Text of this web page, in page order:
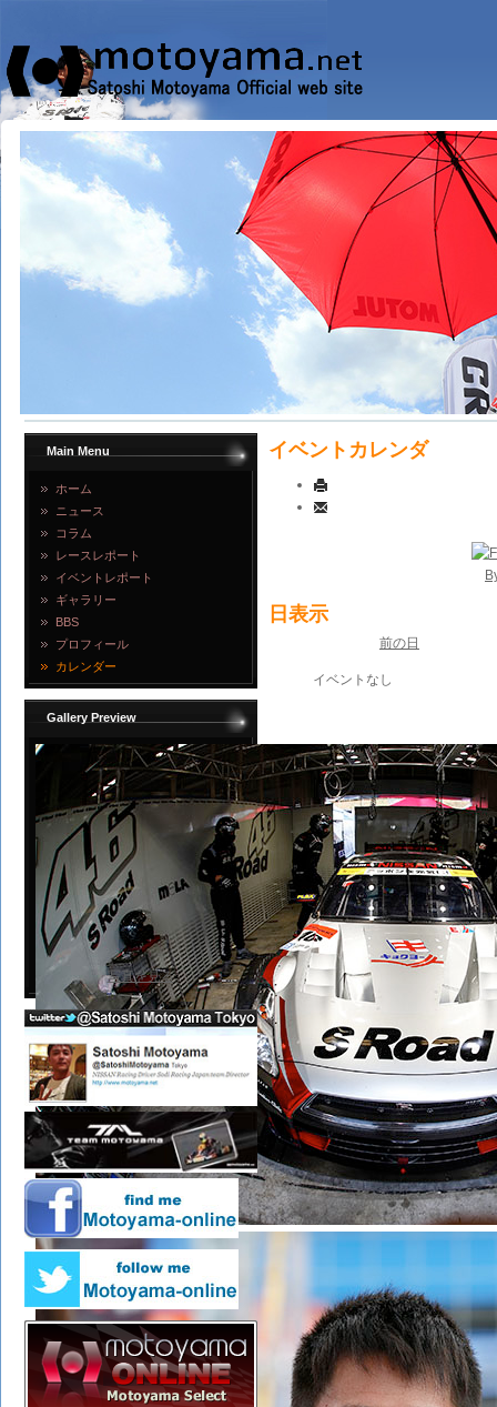
Main Menu
ホーム
ニュース
コラム
レースレポート
イベントレポート
ギャラリー
BBS
プロフィール
カレンダー
Gallery Preview
写真を見る
イベントカレンダ
日表示
前の日
イベントなし